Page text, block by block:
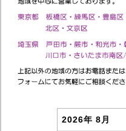
2026年 8月